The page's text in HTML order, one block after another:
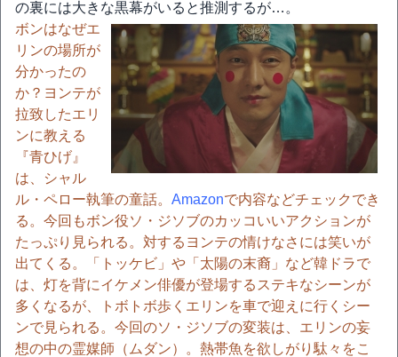
の裏には大きな黒幕がいると推測するが…。
ボンはなぜエ
リンの場所が
分かったの
か？ヨンテが
拉致したエリ
ンに教える
『青ひげ』
は、シャル
ル・ペロー執筆の童話。 Amazonで内容などチェックでき
る。今回もボン役ソ・ジソブのカッコいいアクションが
たっぷり見られる。対するヨンテの情けなさには笑いが
出てくる。「トッケビ」や「太陽の末裔」など韓ドラで
は、灯を背にイケメン俳優が登場するステキなシーンが
多くなるが、トボトボ歩くエリンを車で迎えに行くシー
ンで見られる。今回のソ・ジソブの変装は、エリンの妄
想の中の霊媒師（ムダン）。熱帯魚を欲しがり駄々をこ